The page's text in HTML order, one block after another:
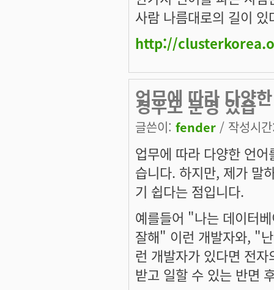
사람 나름대로의 길이
http://
업무에 따라 다양
경우도 분명 있습
글쓴이: fender / 작성시
업무에 따라 다양한 언
습니다. 하지만, 제가 말
기 쉽다는 점입니다.
예를들어 "나는 데이터
잘해" 이런 개발자와, "
런 개발자가 있다면 전
받고 일할 수 있는 반면